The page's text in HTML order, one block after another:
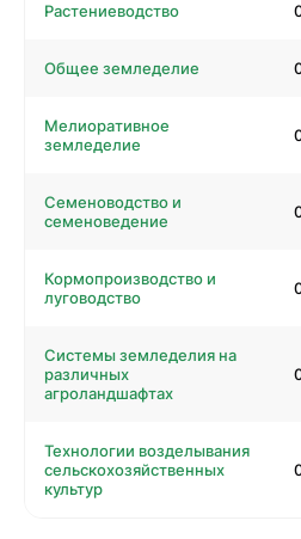
Растениеводство
Общее земледелие
Мелиоративное
земледелие
Семеноводство и
семеноведение
Кормопроизводство и
луговодство
Системы земледелия на
различных
агроландшафтах
Технологии возделывания
сельскохозяйственных
культур